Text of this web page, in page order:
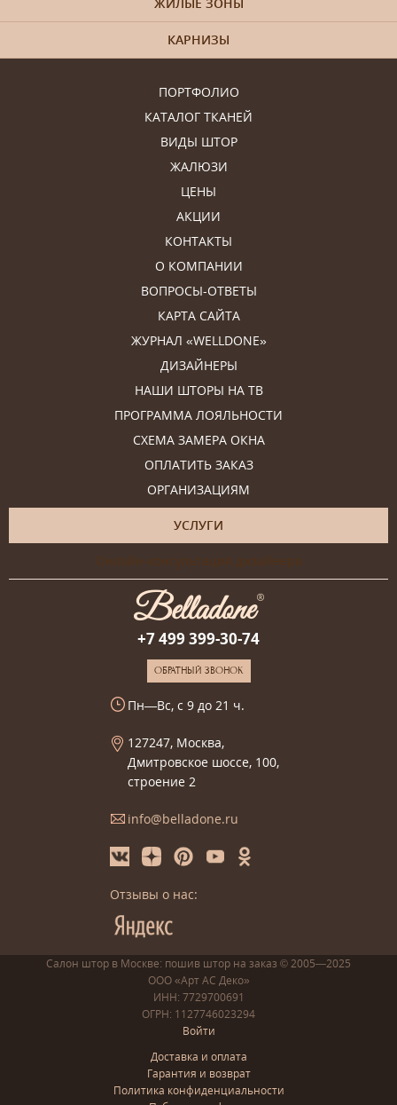
ПОРТФОЛИО
КАТАЛОГ ТКАНЕЙ
ВИДЫ ШТОР
ЖАЛЮЗИ
ЦЕНЫ
АКЦИИ
КОНТАКТЫ
О КОМПАНИИ
ВОПРОСЫ-ОТВЕТЫ
КАРТА САЙТА
ЖУРНАЛ «WELLDONE»
ДИЗАЙНЕРЫ
НАШИ ШТОРЫ НА ТВ
ПРОГРАММА ЛОЯЛЬНОСТИ
СХЕМА ЗАМЕРА ОКНА
ОПЛАТИТЬ ЗАКАЗ
ОРГАНИЗАЦИЯМ
УСЛУГИ
Онлайн-консультация дизайнера
КАРНИЗЫ
+7 499 399-30-74
ОБРАТНЫЙ ЗВОНОК
Пн—Вс, с 9 до 21 ч.
127247, Москва,
Дмитровское шоссе, 100,
строение 2
info@belladone.ru
Отзывы о нас:
Салон штор в Москве: пошив штор на заказ © 2005—2025
ООО «Арт АС Деко»
ИНН: 7729700691
ОГРН: 1127746023294
Войти
Доставка и оплата
Гарантия и возврат
Политика конфиденциальности